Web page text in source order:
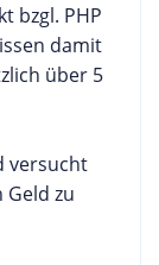
bzgl. PHP
damit
über 5
versucht
zu